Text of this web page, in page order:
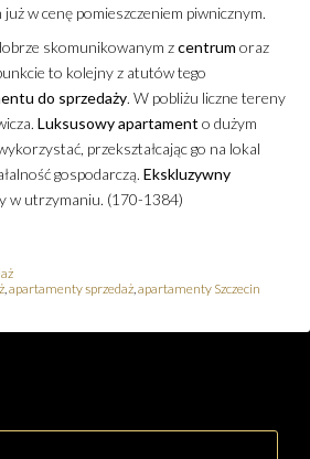
w cenę pomieszczeniem piwnicznym.
skomunikowanym zcentrum oraz
to kolejny z atutów tego
do sprzedaży. W pobliżu liczne tereny
Luksusowyapartament o dużym
przekształcając go na lokal
gospodarczą. Ekskluzywny
w utrzymaniu. (170-1384)
,apartamenty sprzedaż,apartamenty Szczecin